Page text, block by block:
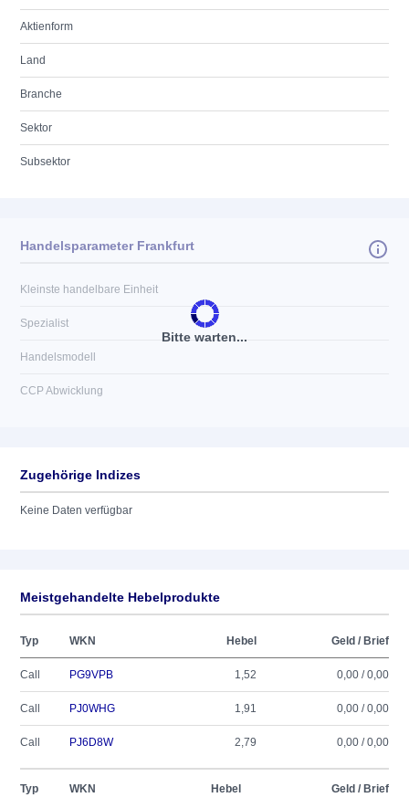
Aktienform
Land
Branche
Sektor
Subsektor
Bitte warten...
Handelsparameter Frankfurt
Kleinste handelbare Einheit
Spezialist
Handelsmodell
CCP Abwicklung
Zugehörige Indizes
Keine Daten verfügbar
Meistgehandelte Hebelprodukte
Typ WKN Hebel Geld / Brief
Call PG9VPB 1,52 0,00 / 0,00
Call PJ0WHG 1,91 0,00 / 0,00
Call PJ6D8W 2,79 0,00 / 0,00
Typ WKN Hebel Geld / Brief